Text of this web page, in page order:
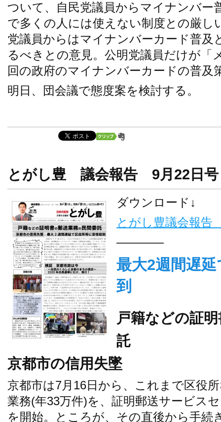
ついて、自民党議員からマイナンバー
で多くの人には使えない制度との厳し
党議員からはマイナンバーカード普及
るべきとの意見。公明党議員だけが「
回の政府のマイナンバーカードの普及
明日、団会議で態度案を検討する。
とがし豊 議会報告 9月22日号
ダウンロード↓
とがし豊議会報
————
最大2週間遅
到
戸籍などの証
託
京都市の信用失墜
京都市は7月16日から、これまで区役
業務(年33万件)を、証明郵送サービス
を開始。ところが、その直後から手続